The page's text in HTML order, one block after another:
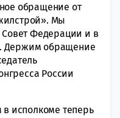
обращение от
Мы
Совет Федерации и в
Держим обращение
России
в исполкоме теперь